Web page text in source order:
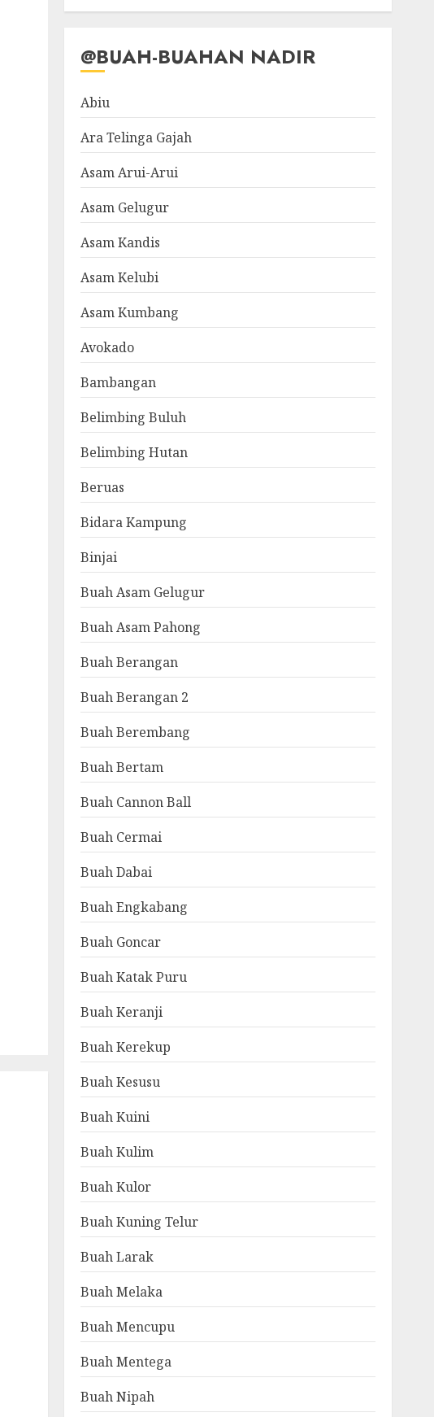
@BUAH-BUAHAN NADIR
Abiu
Ara Telinga Gajah
Asam Arui-Arui
Asam Gelugur
Asam Kandis
Asam Kelubi
Asam Kumbang
Avokado
Bambangan
Belimbing Buluh
Belimbing Hutan
Beruas
Bidara Kampung
Binjai
Buah Asam Gelugur
Buah Asam Pahong
Buah Berangan
Buah Berangan 2
Buah Berembang
Buah Bertam
Buah Cannon Ball
Buah Cermai
Buah Dabai
Buah Engkabang
Buah Goncar
Buah Katak Puru
Buah Keranji
Buah Kerekup
Buah Kesusu
Buah Kuini
Buah Kulim
Buah Kulor
Buah Kuning Telur
Buah Larak
Buah Melaka
Buah Mencupu
Buah Mentega
Buah Nipah